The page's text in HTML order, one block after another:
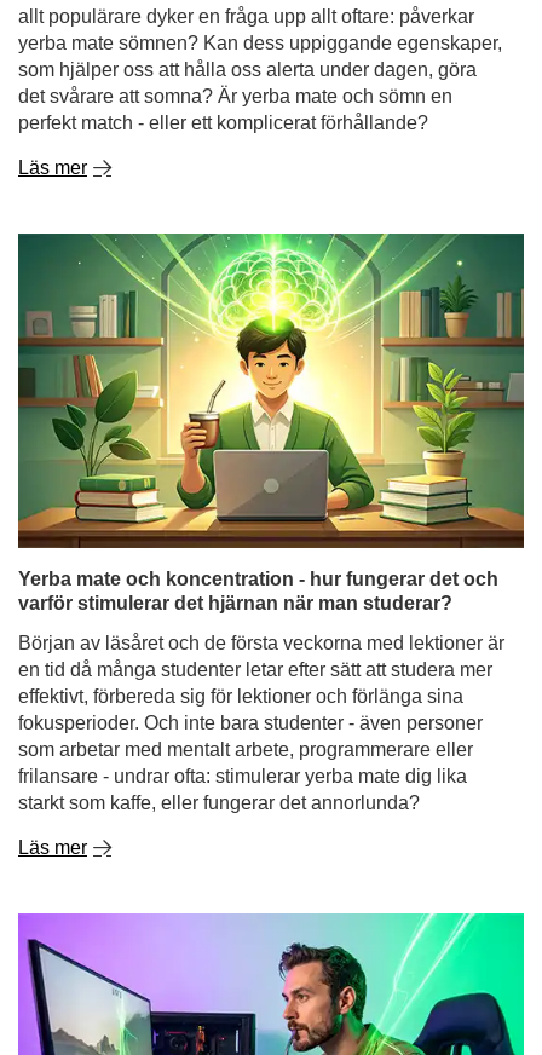
Läs mer
Yerba mate och koncentration - hur fungerar det och
varför stimulerar det hjärnan när man studerar?
Början av läsåret och de första veckorna med lektioner är
en tid då många studenter letar efter sätt att studera mer
fokusperioder. Och inte bara studenter - även personer
som arbetar med mentalt arbete, programmerare eller
frilansare - undrar ofta: stimulerar yerba mate dig lika
starkt som kaffe, eller fungerar det annorlunda?
Läs mer